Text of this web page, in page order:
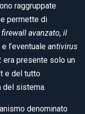
raggruppate
permette di
avanzato, il
e l’eventuale antivirus
era presente solo un
e del tutto
del sistema.
denominato